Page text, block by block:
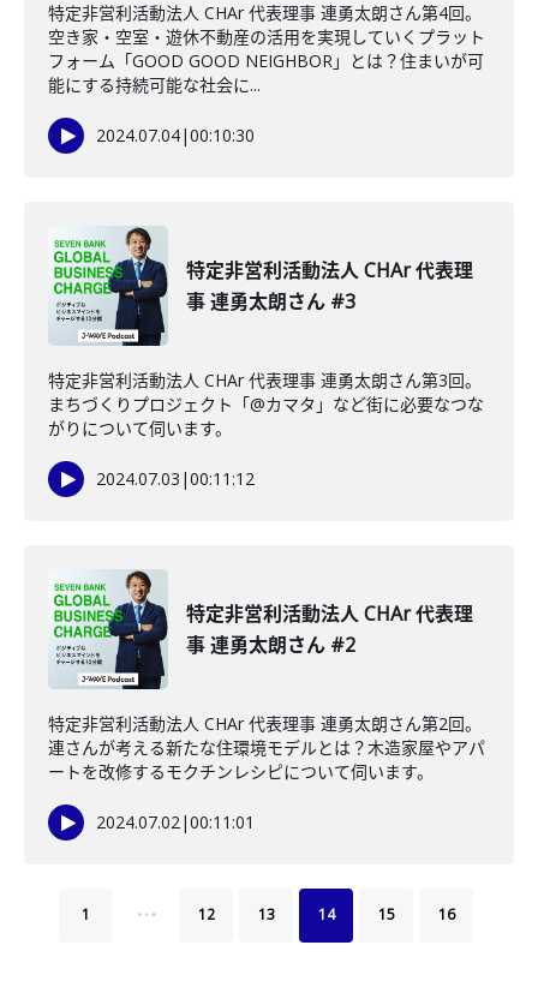
特定非営利活動法人 CHAr 代表理事 連勇太朗さん第4回。
空き家・空室・遊休不動産の活用を実現していくプラット
フォーム「GOOD GOOD NEIGHBOR」とは？住まいが可
能にする持続可能な社会に...
2024.07.04|00:10:30
特定非営利活動法人 CHAr 代表理
事 連勇太朗さん #3
特定非営利活動法人 CHAr 代表理事 連勇太朗さん第3回。
まちづくりプロジェクト「@カマタ」など街に必要なつな
がりについて伺います。
2024.07.03 |00:11:12
特定非営利活動法人 CHAr 代表理
事 連勇太朗さん #2
特定非営利活動法人 CHAr 代表理事 連勇太朗さん第2回。
連さんが考える新たな住環境モデルとは？木造家屋やアパ
ートを改修するモクチンレシピについて伺います。
2024.07.02|00:11:01
1 … 12 13 14 15 16